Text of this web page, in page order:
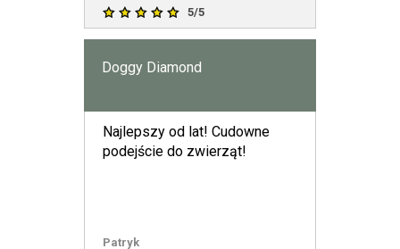
5/5
Doggy Diamond
Najlepszy od lat! Cudowne
podejście do zwierząt!
Patryk